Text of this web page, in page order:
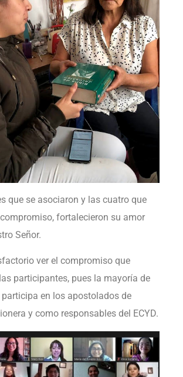
que se asociaron y las cuatro que
fortalecieron su amor
Señor.
ver el compromiso que
participantes, pues la mayoría de
en los apostolados de
y como responsables del ECYD.